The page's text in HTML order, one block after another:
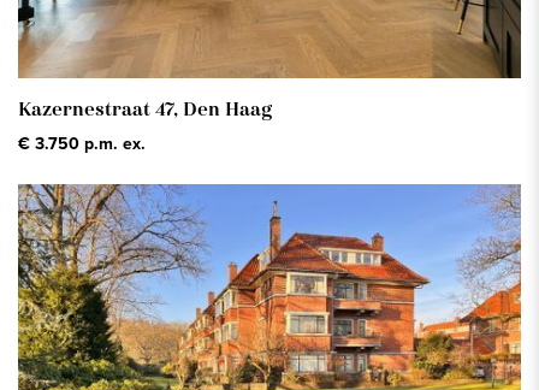
Kazernestraat 47, Den Haag
€ 3.750 p.m. ex.